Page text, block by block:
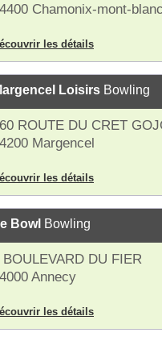
Chamonix-mont-
les détails
Loisirs Bowling
ROUTE DU CRET
Margencel
les détails
Bowl Bowling
BOULEVARD DU FIER
Annecy
les détails